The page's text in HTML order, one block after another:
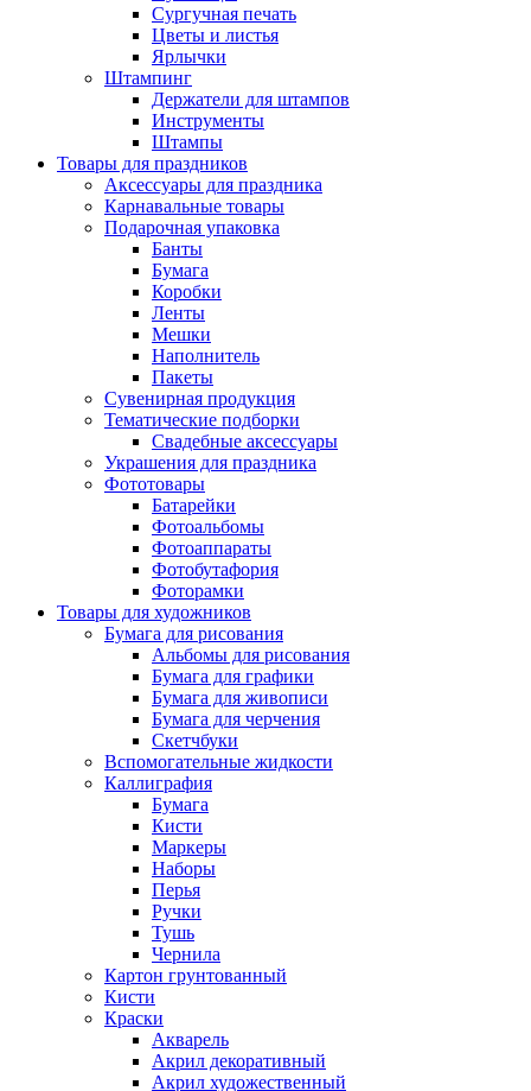
Сургучная печать
Цветы и листья
Ярлычки
Штампинг
Держатели для штампов
Инструменты
Штампы
Товары для праздников
Аксессуары для праздника
Карнавальные товары
Подарочная упаковка
Банты
Бумага
Коробки
Ленты
Мешки
Наполнитель
Пакеты
Сувенирная продукция
Тематические подборки
Свадебные аксессуары
Украшения для праздника
Фототовары
Батарейки
Фотоальбомы
Фотоаппараты
Фотобутафория
Фоторамки
Товары для художников
Бумага для рисования
Альбомы для рисования
Бумага для графики
Бумага для живописи
Бумага для черчения
Скетчбуки
Вспомогательные жидкости
Каллиграфия
Бумага
Кисти
Маркеры
Наборы
Перья
Ручки
Тушь
Чернила
Картон грунтованный
Кисти
Краски
Акварель
Акрил декоративный
Акрил художественный